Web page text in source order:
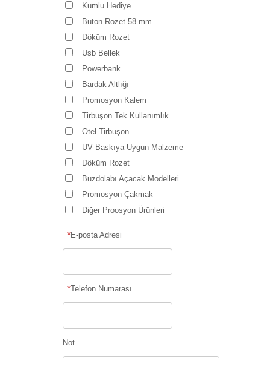
Kumlu Hediye
Buton Rozet 58 mm
Döküm Rozet
Usb Bellek
Powerbank
Bardak Altlığı
Promosyon Kalem
Tirbuşon Tek Kullanımlık
Otel Tirbuşon
UV Baskıya Uygun Malzeme
Döküm Rozet
Buzdolabı Açacak Modelleri
Promosyon Çakmak
Diğer Proosyon Ürünleri
*E-posta Adresi
*Telefon Numarası
Not